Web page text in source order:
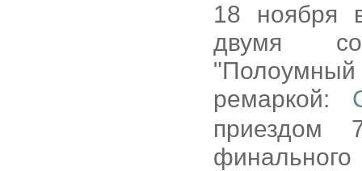
18 ноября
двумя
ремаркой:
приездом